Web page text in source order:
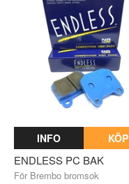
INFO KÖP
ENDLESS PC BAK
För Brembo bromsok